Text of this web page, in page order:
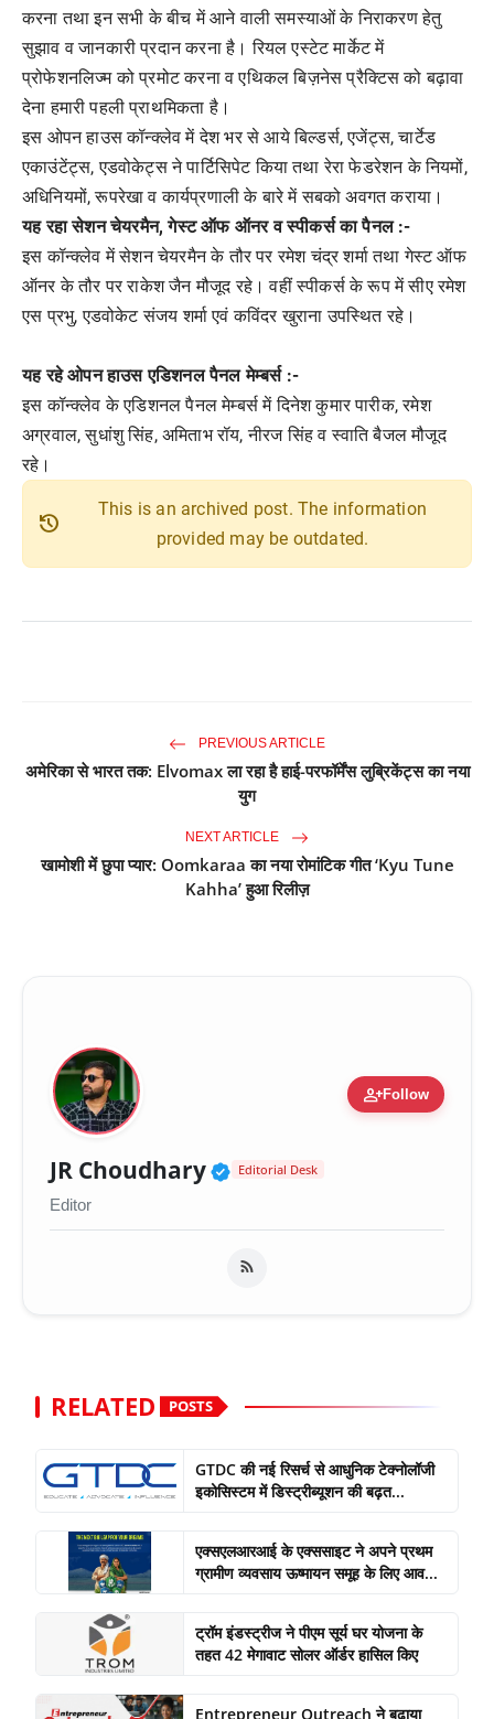
करना तथा इन सभी के बीच में आने वाली समस्याओं के निराकरण हेतु
सुझाव व जानकारी प्रदान करना है। रियल एस्टेट मार्केट में
प्रोफेशनलिज्म को प्रमोट करना व एथिकल बिज़नेस प्रैक्टिस को बढ़ावा
देना हमारी पहली प्राथमिकता है।
इस ओपन हाउस कॉन्क्लेव में देश भर से आये बिल्डर्स, एजेंट्स, चार्टेड
एकाउंटेंट्स, एडवोकेट्स ने पार्टिसिपेट किया तथा रेरा फेडरेशन के नियमों,
अधिनियमों, रूपरेखा व कार्यप्रणाली के बारे में सबको अवगत कराया।
यह रहा सेशन चेयरमैन, गेस्ट ऑफ ऑनर व स्पीकर्स का पैनल :-
इस कॉन्क्लेव में सेशन चेयरमैन के तौर पर रमेश चंद्र शर्मा तथा गेस्ट ऑफ
ऑनर के तौर पर राकेश जैन मौजूद रहे। वहीं स्पीकर्स के रूप में सीए रमेश
एस प्रभु, एडवोकेट संजय शर्मा एवं कविंदर खुराना उपस्थित रहे।
यह रहे ओपन हाउस एडिशनल पैनल मेम्बर्स :-
इस कॉन्क्लेव के एडिशनल पैनल मेम्बर्स में दिनेश कुमार पारीक, रमेश
अग्रवाल, सुधांशु सिंह, अमिताभ रॉय, नीरज सिंह व स्वाति बैजल मौजूद
रहे।
history
This is an archived post. The information
provided may be outdated.
PREVIOUS ARTICLE
अमेरिका से भारत तक: Elvomax ला रहा है हाई-परफॉर्मेंस लुब्रिकेंट्स का नया
युग
NEXT ARTICLE
खामोशी में छुपा प्यार: Oomkaraa का नया रोमांटिक गीत ‘Kyu Tune
Kahha’ हुआ रिलीज़
person_addFollow
JR Choudhary Verified Public Figure
Editorial Desk
Editor
RELATED POSTS
GTDC की नई रिसर्च से आधुनिक टेक्नोलॉजी
इकोसिस्टम में डिस्ट्रीब्यूशन की बढ़त...
एक्सएलआरआई के एक्ससाइट ने अपने प्रथम
ग्रामीण व्यवसाय ऊष्मायन समूह के लिए आव...
ट्रॉम इंडस्ट्रीज ने पीएम सूर्य घर योजना के
तहत 42 मेगावाट सोलर ऑर्डर हासिल किए
Entrepreneur Outreach ने बढ़ाया